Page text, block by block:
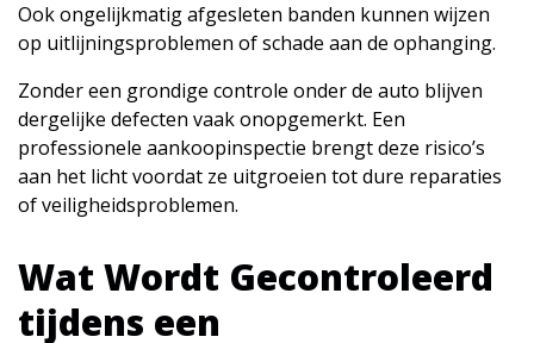
Ook ongelijkmatig afgesleten banden kunnen wijzen
op uitlijningsproblemen of schade aan de ophanging.
Zonder een grondige controle onder de auto blijven
dergelijke defecten vaak onopgemerkt. Een
professionele aankoopinspectie brengt deze risico’s
aan het licht voordat ze uitgroeien tot dure reparaties
of veiligheidsproblemen.
Wat Wordt Gecontroleerd
tijdens een